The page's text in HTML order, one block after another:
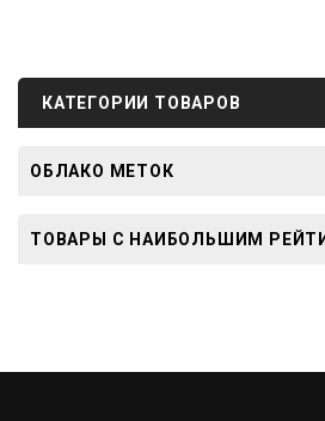
КАТЕГОРИИ ТОВАРОВ
ОБЛАКО МЕТОК
ТОВАРЫ С НАИБОЛЬШИМ